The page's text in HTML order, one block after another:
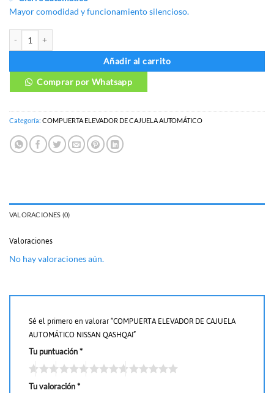
Mayor comodidad y funcionamiento silencioso.
Añadir al carrito
Comprar por Whatsapp
Categoría: COMPUERTA ELEVADOR DE CAJUELA AUTOMÁTICO
VALORACIONES (0)
Valoraciones
No hay valoraciones aún.
Sé el primero en valorar “COMPUERTA ELEVADOR DE CAJUELA
AUTOMÁTICO NISSAN QASHQAI”
Tu puntuación *
Tu valoración *